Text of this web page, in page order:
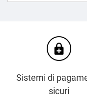
enhanced_encryption
Sistemi di
sicuri